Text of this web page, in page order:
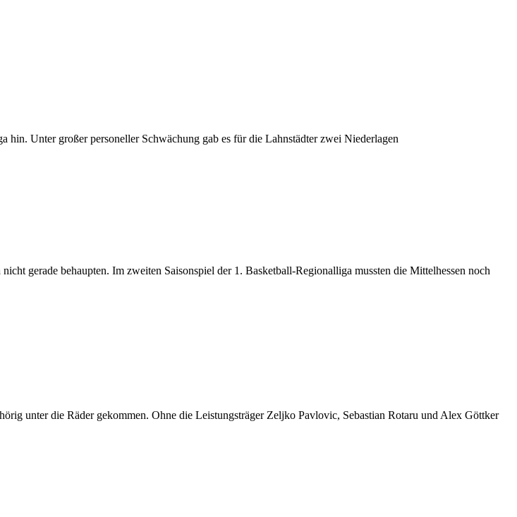
Unter großer personeller Schwächung gab es für die Lahnstädter zwei Niederlagen
gerade behaupten. Im zweiten Saisonspiel der 1. Basketball-Regionalliga mussten die Mittelhessen noch
unter die Räder gekommen. Ohne die Leistungsträger Zeljko Pavlovic, Sebastian Rotaru und Alex Göttker